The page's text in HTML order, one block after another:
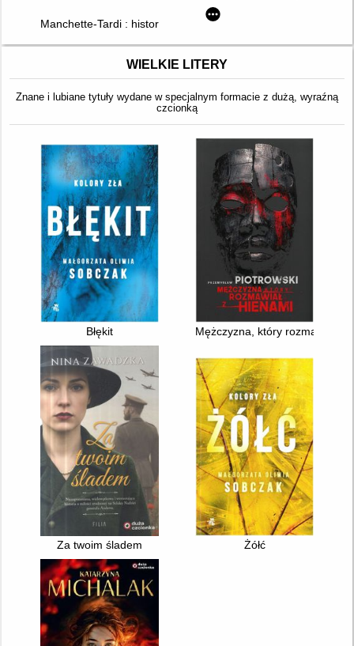
Manchette-Tardi : historie zebrane. T. 1
WIELKIE LITERY
Znane i lubiane tytuły wydane w specjalnym formacie z dużą, wyraźną
czcionką
Błękit Mężczyzna, który rozmawiał z
Za twoim śladem Żółć